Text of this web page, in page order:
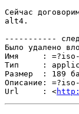
Сейчас
alt4.
-----------
Было удалено
Имя     : =?iso-
Тип     :
Размер  : 189
Описание: =?iso-
Url     : <